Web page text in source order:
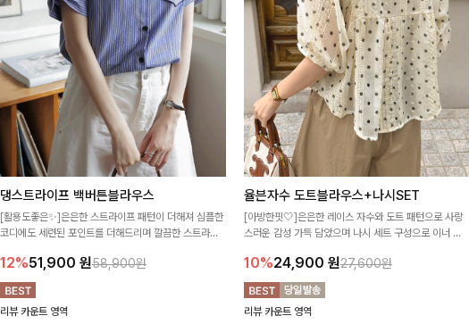
댕스트라이프 백버튼블라우스
[활용도좋은✨]은은한 스트라이프 패턴이 더해져 심플한
코디에도 세련된 포인트를 더해드리며 깔끔한 스트라이
12%51,900 원58,900원
리뷰 카운트 영역
율븐자수 도트블라우스+나시SET
[아방한핏🤍]은은한 레이스 자수와 도트 패턴으로 사랑
스러운 감성 가득 담았으며 나시 세트 구성으로 이너 걱
10%24,900 원27,600원
리뷰 카운트 영역